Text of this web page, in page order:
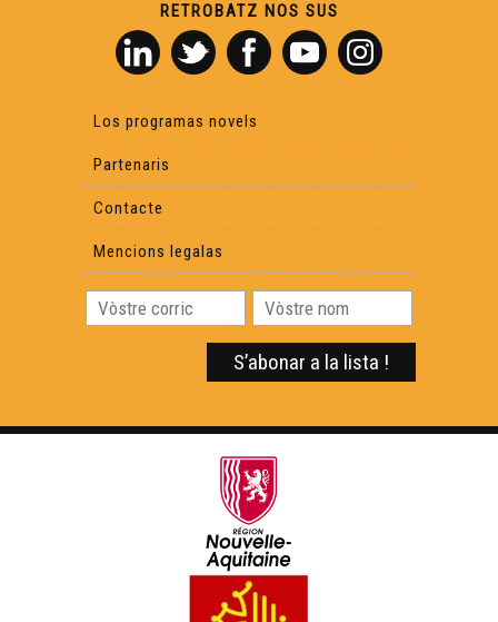
RETROBATZ NOS SUS
Los programas novels
Partenaris
Contacte
Mencions legalas